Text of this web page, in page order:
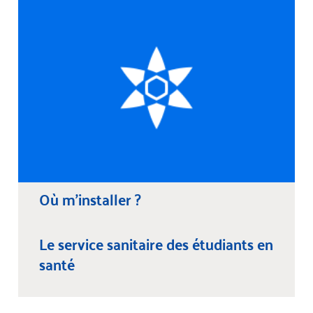
Où m’installer ?
Le service sanitaire des étudiants en
santé